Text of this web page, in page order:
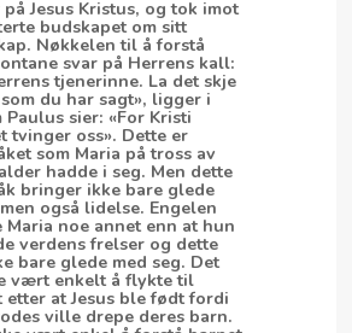
Jesus Kristus, og tok imot
budskapet om sitt
Nøkkelen til å forstå
svar på Herrens kall:
tjenerinne. La det skje
du har sagt», ligger i
Paulus sier: «For Kristi
oss». Dette er
som Maria på tross av
hadde i seg. Men dette
bringer ikke bare glede
også lidelse. Engelen
Maria noe annet enn at hun
verdens frelser og dette
bare glede med seg. Det
vært enkelt å flykte til
etter at Jesus ble født fordi
ville drepe deres barn.